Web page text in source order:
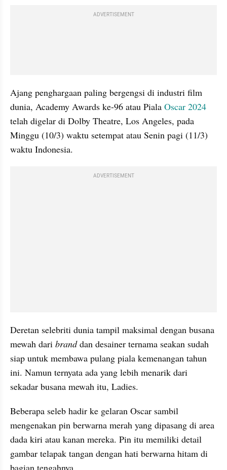
ADVERTISEMENT
Ajang penghargaan paling bergengsi di industri film
dunia, Academy Awards ke-96 atau Piala Oscar 2024
telah digelar di Dolby Theatre, Los Angeles, pada
Minggu (10/3) waktu setempat atau Senin pagi (11/3)
waktu Indonesia.
ADVERTISEMENT
Deretan selebriti dunia tampil maksimal dengan busana
mewah dari brand dan desainer ternama seakan sudah
siap untuk membawa pulang piala kemenangan tahun
ini. Namun ternyata ada yang lebih menarik dari
sekadar busana mewah itu, Ladies.
Beberapa seleb hadir ke gelaran Oscar sambil
mengenakan pin berwarna merah yang dipasang di area
dada kiri atau kanan mereka. Pin itu memiliki detail
gambar telapak tangan dengan hati berwarna hitam di
bagian tengahnya.